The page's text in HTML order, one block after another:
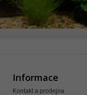
Informace
Kontakt a prodejna